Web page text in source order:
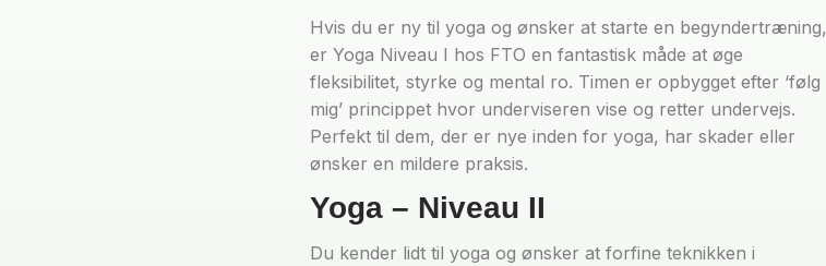
Hvis du er ny til yoga og ønsker at starte en begyndertræning,
er Yoga Niveau I hos FTO en fantastisk måde at øge
fleksibilitet, styrke og mental ro. Timen er opbygget efter ‘følg
mig’ princippet hvor underviseren vise og retter undervejs.
Perfekt til dem, der er nye inden for yoga, har skader eller
ønsker en mildere praksis.
Yoga – Niveau II
Du kender lidt til yoga og ønsker at forfine teknikken i